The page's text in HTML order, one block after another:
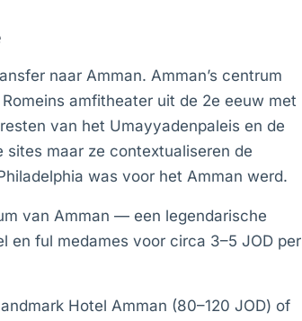
naar Amman. Amman’s centrum
amfitheater uit de 2e eeuw met
van het Umayyadenpaleis en de
sites maar ze contextualiseren de
was voor het Amman werd.
van Amman — een legendarische
en ful medames voor circa 3–5 JOD per
Hotel Amman (80–120 JOD) of